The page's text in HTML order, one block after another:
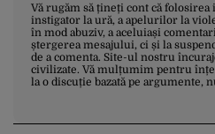
Vă rugăm să țineți cont că
instigator la ură, a apelurilor la
în mod abuziv, a aceluiași
ștergerea mesajului, ci și la
de a comenta. Site-ul nostru
civilizate. Vă mulțumim pentru
la o discuție bazată pe argumente,